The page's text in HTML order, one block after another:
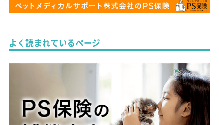
よく読まれているページ